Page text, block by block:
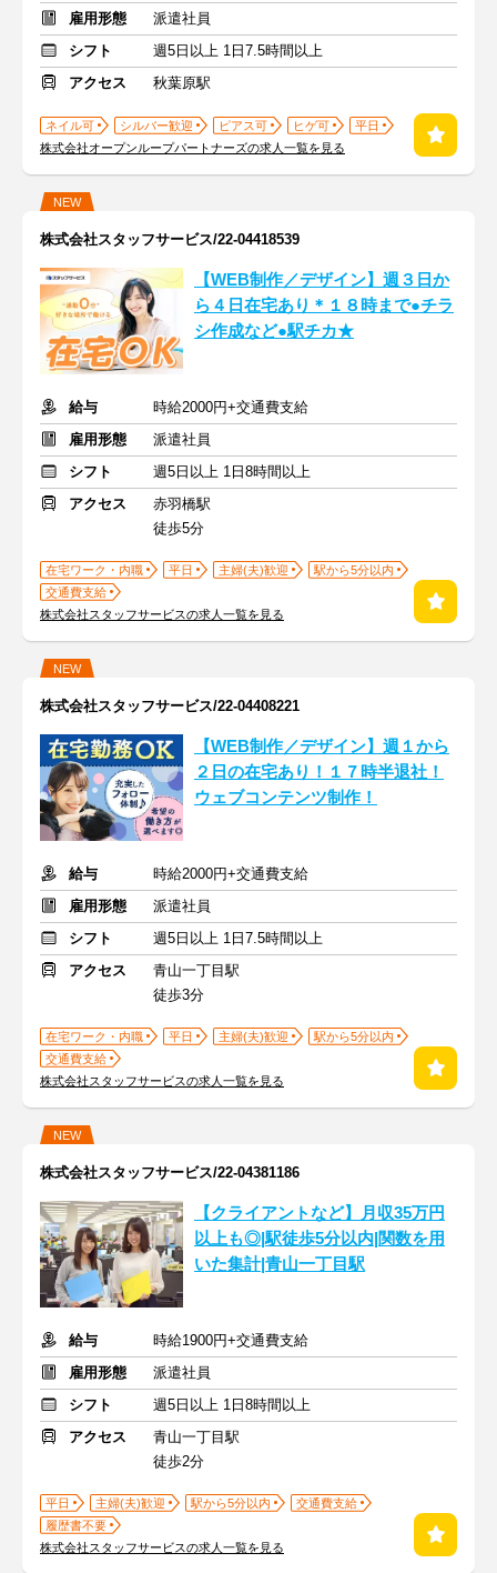
雇用形態
派遣社員
シフト
週5日以上 1日7.5時間以上
アクセス
秋葉原駅
ネイル可 シルバー歓迎 ピアス可 ヒゲ可
平日
株式会社オープンループパートナーズの求人一覧を見る
NEW
株式会社スタッフサービス/22-04418539
【WEB制作／デザイン】週３日か
ら４日在宅あり＊１８時まで●チラ
シ作成など●駅チカ★
給与
時給2000円+交通費支給
雇用形態
派遣社員
シフト
週5日以上 1日8時間以上
アクセス
赤羽橋駅
徒歩5分
在宅ワーク・内職 平日 主婦(夫)歓迎
駅から5分以内
交通費支給
株式会社スタッフサービスの求人一覧を見る
NEW
株式会社スタッフサービス/22-04408221
【WEB制作／デザイン】週１から
２日の在宅あり！１７時半退社！
ウェブコンテンツ制作！
給与
時給2000円+交通費支給
雇用形態
派遣社員
シフト
週5日以上 1日7.5時間以上
アクセス
青山一丁目駅
徒歩3分
在宅ワーク・内職 平日 主婦(夫)歓迎
駅から5分以内
交通費支給
株式会社スタッフサービスの求人一覧を見る
NEW
株式会社スタッフサービス/22-04381186
【クライアントなど】月収35万円
以上も◎|駅徒歩5分以内|関数を用
いた集計|青山一丁目駅
給与
時給1900円+交通費支給
雇用形態
派遣社員
シフト
週5日以上 1日8時間以上
アクセス
青山一丁目駅
徒歩2分
平日 主婦(夫)歓迎 駅から5分以内
交通費支給
履歴書不要
株式会社スタッフサービスの求人一覧を見る